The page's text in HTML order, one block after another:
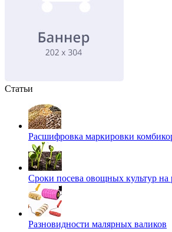
Статьи
Расшифровка маркировки
Сроки посева овощных культур на
Разновидности малярных валиков